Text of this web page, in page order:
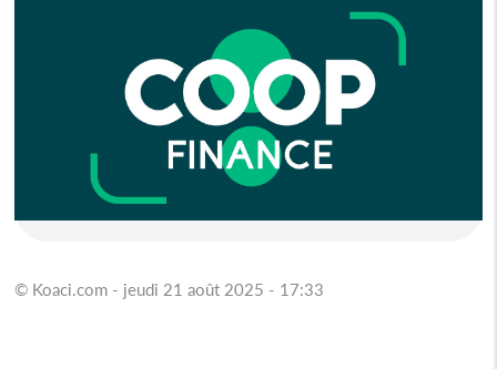
© Koaci.com - jeudi 21 août 2025 - 17:33